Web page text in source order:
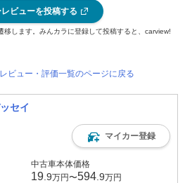
ビューを投稿する
します。みんカラに登録して投稿すると、carview!
ビュー・評価一覧のページに戻る
セイ
マイカー登録
中古車本体価格
19 .9万円〜594 .9万円